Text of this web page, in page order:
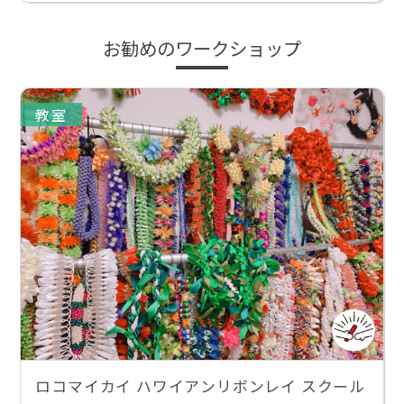
お勧めのワークショップ
教室
ロコマイカイ ハワイアンリボンレイ スクール